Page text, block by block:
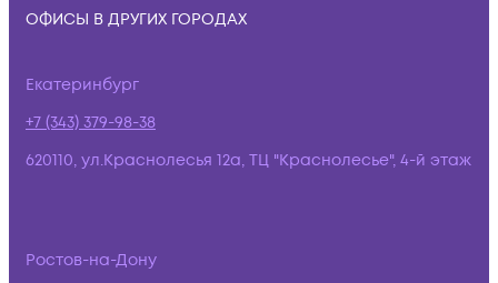
ОФИСЫ В ДРУГИХ ГОРОДАХ
Екатеринбург
+7 (343) 379-98-38
620110, ул.Краснолесья 12а, ТЦ "Краснолесье", 4-й этаж
Ростов-на-Дону